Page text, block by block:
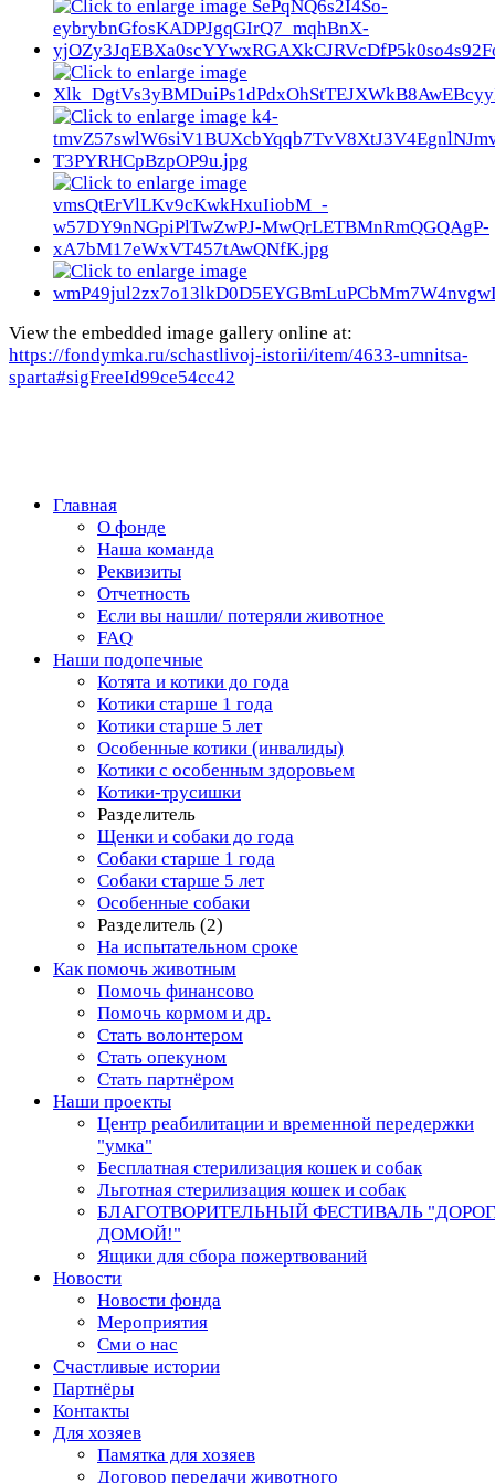
View the embedded image gallery online at:
https://fondymka.ru/schastlivoj-istorii/item/4633-umnitsa-
sparta#sigFreeId99ce54cc42
Главная
О фонде
Наша команда
Реквизиты
Отчетность
Если вы нашли/ потеряли животное
FAQ
Наши подопечные
Котята и котики до года
Котики старше 1 года
Котики старше 5 лет
Особенные котики (инвалиды)
Котики с особенным здоровьем
Котики-трусишки
Разделитель
Щенки и собаки до года
Собаки старше 1 года
Собаки старше 5 лет
Особенные собаки
Разделитель (2)
На испытательном сроке
Как помочь животным
Помочь финансово
Помочь кормом и др.
Стать волонтером
Стать опекуном
Стать партнёром
Наши проекты
Центр реабилитации и временной передержки
"умка"
Бесплатная стерилизация кошек и собак
Льготная стерилизация кошек и собак
БЛАГОТВОРИТЕЛЬНЫЙ ФЕСТИВАЛЬ
ДОМОЙ!"
Ящики для сбора пожертвований
Новости
Новости фонда
Мероприятия
Сми о нас
Счастливые истории
Партнёры
Контакты
Для хозяев
Памятка для хозяев
Договор передачи животного